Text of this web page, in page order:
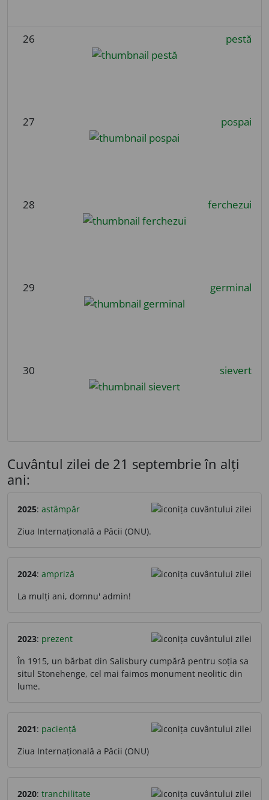
26 pestă
27 pospai
28 ferchezui
29 germinal
30 sievert
Cuvântul zilei de 21 septembrie în alți
ani:
2025: astâmpăr
Ziua Internațională a Păcii (ONU).
2024: ampriză
La mulți ani, domnu' admin!
2023: prezent
În 1915, un bărbat din Salisbury cumpără pentru soția sa
situl Stonehenge, cel mai faimos monument neolitic din
lume.
2021: paciență
Ziua Internațională a Păcii (ONU)
2020: tranchilitate